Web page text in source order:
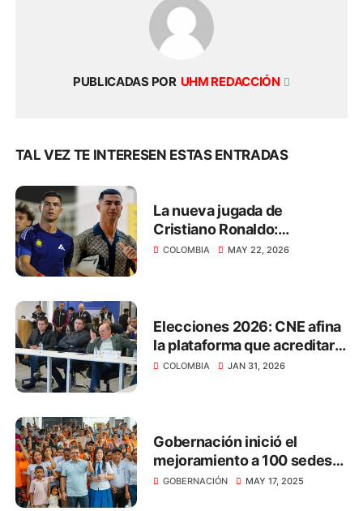
PUBLICADAS POR UHM REDACCIÓN
TAL VEZ TE INTERESEN ESTAS ENTRADAS
La nueva jugada de
Cristiano Ronaldo:
transmitirá el Mundial 2026
COLOMBIA MAY 22, 2026
Elecciones 2026: CNE afina
la plataforma que acreditará
a los actores electorales
COLOMBIA JAN 31, 2026
Gobernación inició el
mejoramiento a 100 sedes
educativas del Magdalena
GOBERNACIÓN MAY 17, 2025